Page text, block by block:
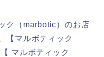
ク（marbotic）のお店
【マルボティック
マルボティック